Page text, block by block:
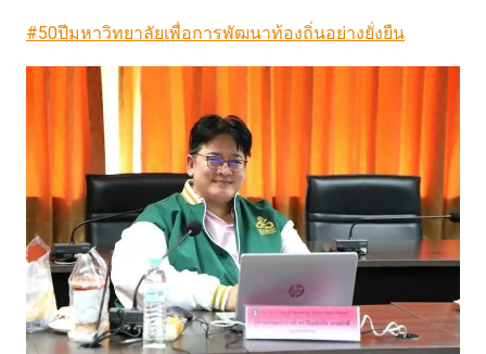
#50ปีมหาวิทยาลัยเพื่อการพัฒนาท้องถิ่นอย่างยั่งยืน